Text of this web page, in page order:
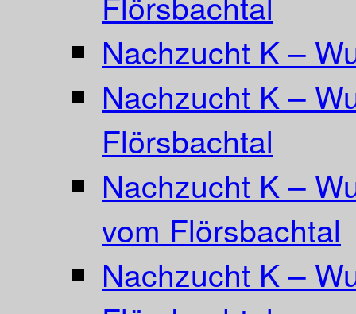
Nachzucht K –
Nachzucht K –
Flörsbachtal
Nachzucht K –
vom Flörsbachtal
Nachzucht K –